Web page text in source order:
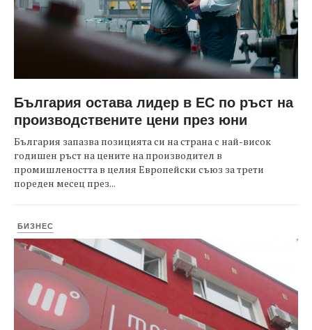
България остава лидер в ЕС по ръст на
производствените цени през юни
България запазва позицията си на страна с най-висок
годишен ръст на цените на производител в
промишлеността в целия Европейски съюз за трети
пореден месец през...
БИЗНЕС